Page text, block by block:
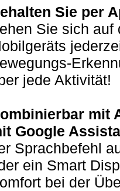
Sie per
Sie sich auf
jede Aktivität!
mit
Google
Sprachbefehl
ein Smart
bei der